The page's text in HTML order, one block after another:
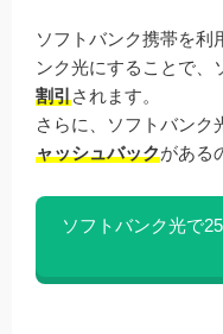
ソフトバンク携帯を利
ンク光にすることで、
割引されます。
さらに、ソフトバンク
ャッシュバックがある
ソフトバンク光で